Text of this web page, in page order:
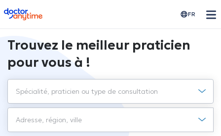
doctoranytime FR
Trouvez le meilleur praticien
pour vous à !